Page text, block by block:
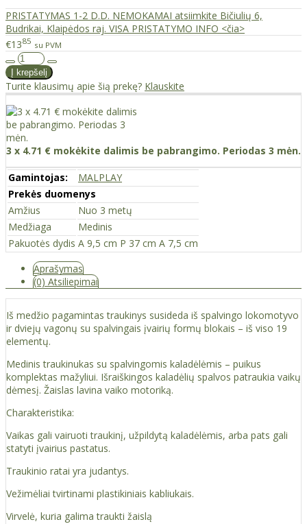
PRISTATYMAS 1-2 D.D. NEMOKAMAI atsiimkite Bičiulių 6,
Budrikai, Klaipėdos raj. VISA PRISTATYMO INFO <čia>
€1385 su PVM
Turite klausimų apie šią prekę? Klauskite
3 x 4.71 € mokėkite dalimis be pabrangimo. Periodas 3 mėn.
Gamintojas:
MALPLAY
Prekės duomenys
Amžius
Nuo 3 metų
Medžiaga
Medinis
Pakuotės dydis A 9,5 cm P 37 cm A 7,5 cm
Aprašymas
(0) Atsiliepimai
Iš medžio pagamintas traukinys susideda iš spalvingo lokomotyvo
ir dviejų vagonų su spalvingais įvairių formų blokais – iš viso 19
elementų.
Medinis traukinukas su spalvingomis kaladėlėmis – puikus
komplektas mažyliui. Išraiškingos kaladėlių spalvos patraukia vaikų
dėmesį. Žaislas lavina vaiko motoriką.
Charakteristika:
Vaikas gali vairuoti traukinį, užpildytą kaladėlėmis, arba pats gali
statyti įvairius pastatus.
Traukinio ratai yra judantys.
Vežimėliai tvirtinami plastikiniais kabliukais.
Virvelė, kuria galima traukti žaislą